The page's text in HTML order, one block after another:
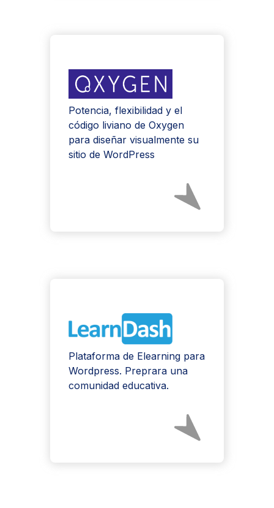
Potencia, flexibilidad y el
código liviano de Oxygen
para diseñar visualmente su
sitio de WordPress
Plataforma de Elearning para
Wordpress. Preprara una
comunidad educativa.